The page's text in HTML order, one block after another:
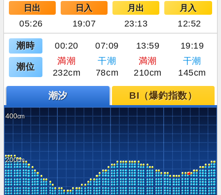
日出 日入 月出 月入
05:26 19:07 23:13 12:52
潮時 00:20 07:09 13:59 19:19
潮位
満潮 干潮 満潮
干潮
232cm
78cm 210cm 145cm
潮汐 BI（爆釣指数）
400
200